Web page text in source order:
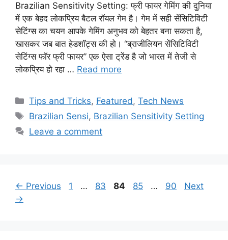
Brazilian Sensitivity Setting: फ्री फायर गेमिंग की दुनिया
में एक बेहद लोकप्रिय बैटल रॉयल गेम है। गेम में सही सेंसिटिविटी
सेटिंग्स का चयन आपके गेमिंग अनुभव को बेहतर बना सकता है,
खासकर जब बात हेडशॉट्स की हो। “ब्राजीलियन सेंसिटिविटी
सेटिंग्स फॉर फ्री फायर” एक ऐसा ट्रेंड है जो भारत में तेजी से
लोकप्रिय हो रहा … Read more
Categories
Tips and Tricks, Featured,Tech News
Tags
Brazilian Sensi, Brazilian Sensitivity Setting
Leave a comment
← Previous Page
1 … Page
83 Page
84 Page
85 … Page
90
Next
→